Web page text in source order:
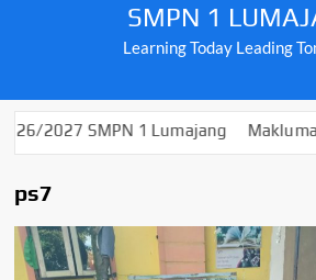
SMPN 1
Learning Today Leading
SMPN 1 Lumajang Maklumat
ps7